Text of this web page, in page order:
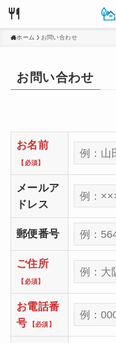
ホーム お問い合わせ
お問い合わせ
お名前
【必須】
メールア
ドレス
郵便番号
ご住所
【必須】
お電話番
号
【必須】